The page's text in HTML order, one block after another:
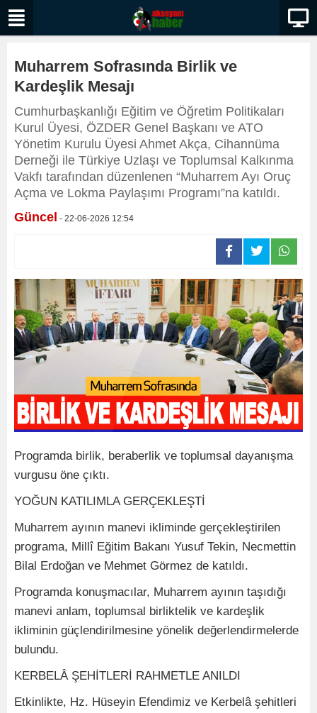
Muharrem Sofrasında Birlik ve
Kardeşlik Mesajı
Cumhurbaşkanlığı Eğitim ve Öğretim Politikaları
Kurul Üyesi, ÖZDER Genel Başkanı ve ATO
Yönetim Kurulu Üyesi Ahmet Akça, Cihannüma
Derneği ile Türkiye Uzlaşı ve Toplumsal Kalkınma
Vakfı tarafından düzenlenen “Muharrem Ayı Oruç
Açma ve Lokma Paylaşımı Programı”na katıldı.
Güncel - 22-06-2026 12:54
Programda birlik, beraberlik ve toplumsal dayanışma
vurgusu öne çıktı.
YOĞUN KATILIMLA GERÇEKLEŞTİ
Muharrem ayının manevi ikliminde gerçekleştirilen
programa, Millî Eğitim Bakanı Yusuf Tekin, Necmettin
Bilal Erdoğan ve Mehmet Görmez de katıldı.
Programda konuşmacılar, Muharrem ayının taşıdığı
manevi anlam, toplumsal birliktelik ve kardeşlik
ikliminin güçlendirilmesine yönelik değerlendirmelerde
bulundu.
KERBELÂ ŞEHİTLERİ RAHMETLE ANILDI
Etkinlikte, Hz. Hüseyin Efendimiz ve Kerbelâ şehitleri